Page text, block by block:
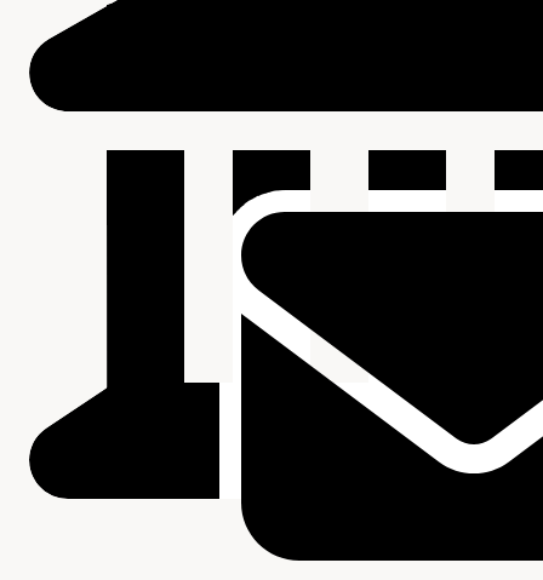
Beschrijving van de series en archiefbestanddelen